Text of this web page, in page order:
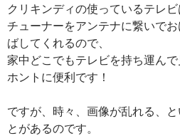
クリキンディの使っているテレビ
チューナーをアンテナに繋いで
ばしてくれるので、
家中どこでもテレビを持ち運んで
ホントに便利です！
ですが、時々、画像が乱れる、
とがあるのです。